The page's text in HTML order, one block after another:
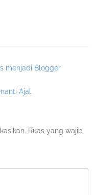
menjadi Blogger
Ajal
Ruas yang wajib